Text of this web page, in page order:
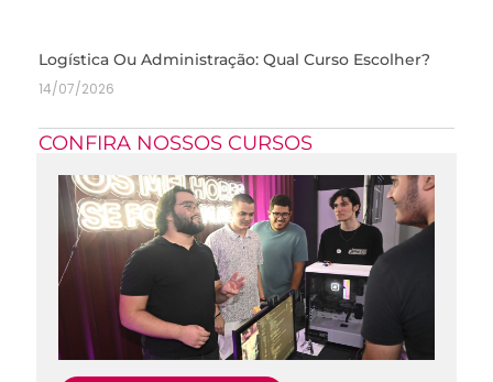
Logística Ou Administração: Qual Curso Escolher?
14/07/2026
CONFIRA NOSSOS CURSOS